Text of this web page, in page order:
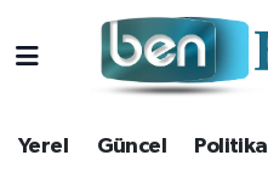
Yerel Güncel Politika
Yerel
Güncel
Hava Durumu
Trafik Durumu